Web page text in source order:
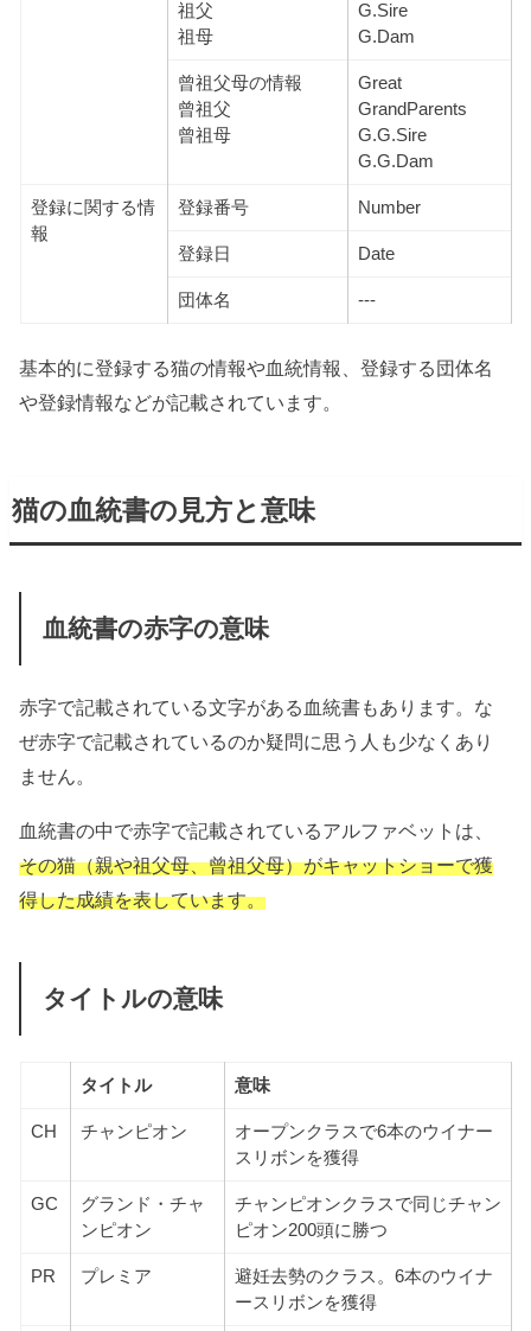
祖父
祖母
G.Sire
G.Dam
曾祖父母の情報
曾祖父
曾祖母
Great
GrandParents
G.G.Sire
G.G.Dam
登録に関する情
報
登録番号 Number
登録日 Date
団体名 ---
基本的に登録する猫の情報や血統情報、登録する団体名
や登録情報などが記載されています。
猫の血統書の見方と意味
血統書の赤字の意味
赤字で記載されている文字がある血統書もあります。な
ぜ赤字で記載されているのか疑問に思う人も少なくあり
ません。
血統書の中で赤字で記載されているアルファベットは、
その猫（親や祖父母、曾祖父母）がキャットショーで獲
得した成績を表しています。
タイトルの意味
タイトル 意味
CH チャンピオン
オープンクラスで6本のウイナー
スリボンを獲得
GC
グランド・チャ
ンピオン
チャンピオンクラスで同じチャン
ピオン200頭に勝つ
PR プレミア
避妊去勢のクラス。6本のウイナ
ースリボンを獲得